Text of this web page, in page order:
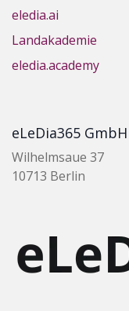
eledia.ai
Landakademie
eledia.academy
eLeDia365 GmbH
Wilhelmsaue 37
10713 Berlin